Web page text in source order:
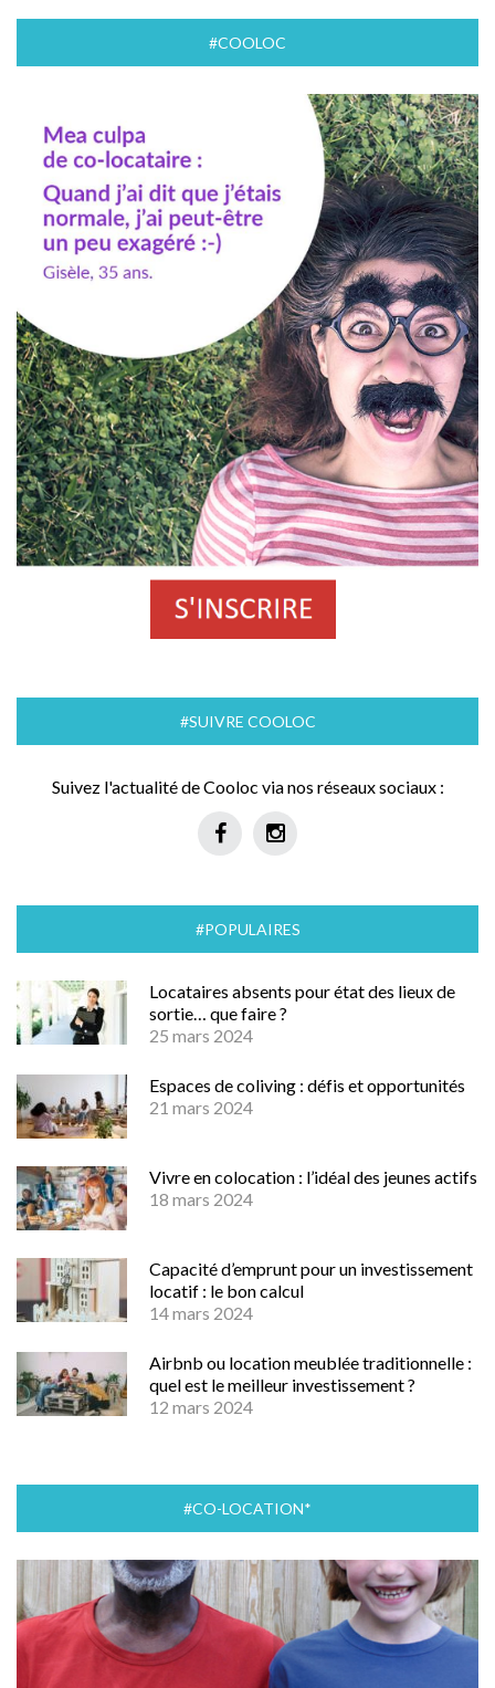
#COOLOC
#SUIVRE COOLOC
Suivez l'actualité de Cooloc via nos réseaux sociaux :
#POPULAIRES
Locataires absents pour état des lieux de
sortie… que faire ?
25 mars 2024
Espaces de coliving : défis et opportunités
21 mars 2024
Vivre en colocation : l’idéal des jeunes actifs
18 mars 2024
Capacité d’emprunt pour un investissement
locatif : le bon calcul
14 mars 2024
Airbnb ou location meublée traditionnelle :
quel est le meilleur investissement ?
12 mars 2024
#CO-LOCATION*